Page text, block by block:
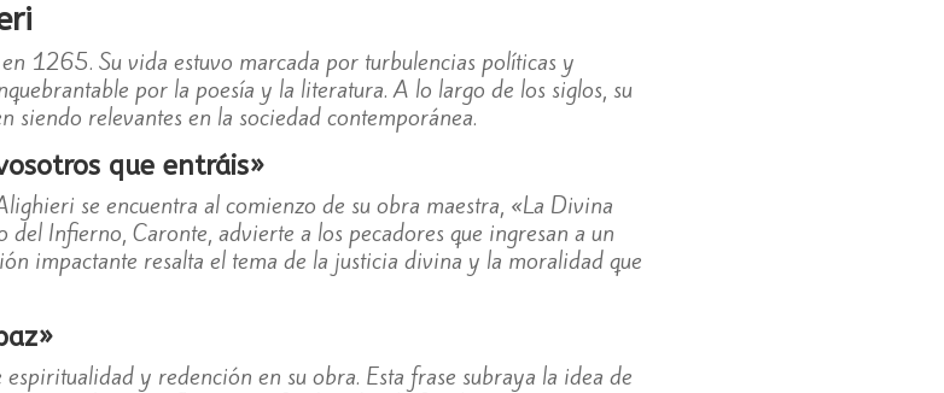
1265. Su vida estuvo marcada por turbulencias políticas y
por la poesía y la literatura. A lo largo de los siglos, su
siendo relevantes en la sociedad contemporánea.
que entráis»
se encuentra al comienzo de su obra maestra, «La Divina
Infierno, Caronte, advierte a los pecadores que ingresan a un
impactante resalta el tema de la justicia divina y la moralidad que
y redención en su obra. Esta frase subraya la idea de